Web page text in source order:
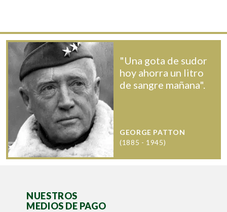
"Una gota de sudor
hoy ahorra un litro
de sangre mañana".
GEORGE PATTON
(1885 - 1945)
NUESTROS
MEDIOS DE PAGO